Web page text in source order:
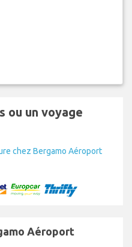
ou un voyage
chez Bergamo Aéroport
Aéroport